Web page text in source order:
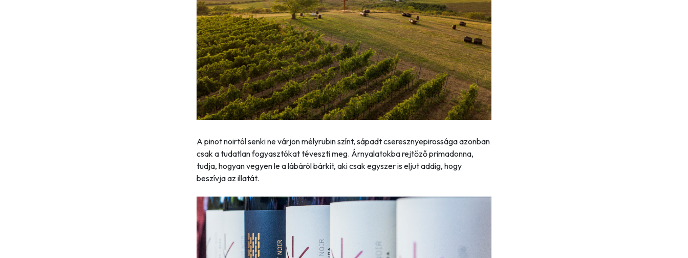
A pinot noirtól senki ne várjon mélyrubin színt, sápadt cseresznyepirossága azonban
csak a tudatlan fogyasztókat téveszti meg. Árnyalatokba rejtőző primadonna,
tudja, hogyan vegyen le a lábáról bárkit, aki csak egyszer is eljut addig, hogy
beszívja az illatát.